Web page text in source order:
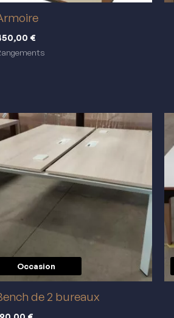
réemploi
€
Occasion
réemploi
de 2 bureaux